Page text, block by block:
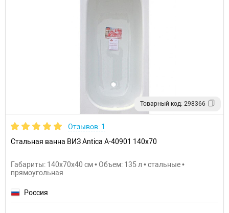
Товарный код: 298366
Отзывов: 1
Стальная ванна ВИЗ Antica A-40901 140х70
Габариты: 140x70x40 см • Объем: 135 л • стальные •
прямоугольная
Россия